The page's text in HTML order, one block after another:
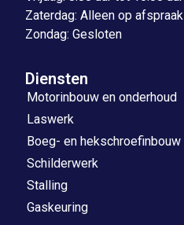
Zaterdag: Alleen op afspraak
Zondag: Gesloten
Diensten
Motorinbouw en onderhoud
Laswerk
Boeg- en hekschroefinbouw
Schilderwerk
Stalling
Gaskeuring